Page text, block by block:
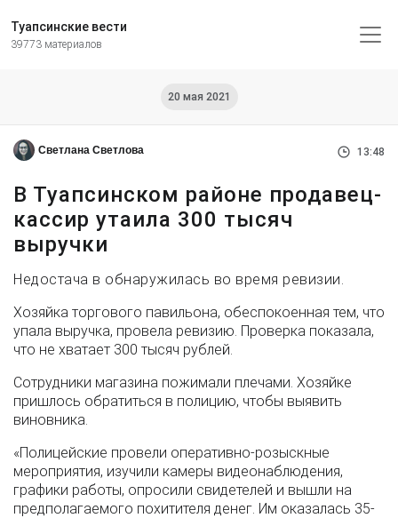
Туапсинские вести
39773 материалов
20 мая 2021
Светлана Светлова 13:48
В Туапсинском районе продавец-
кассир утаила 300 тысяч
выручки
Недостача в обнаружилась во время ревизии.
Хозяйка торгового павильона, обеспокоенная тем, что
упала выручка, провела ревизию. Проверка показала,
что не хватает 300 тысяч рублей.
Сотрудники магазина пожимали плечами. Хозяйке
пришлось обратиться в полицию, чтобы выявить
виновника.
«Полицейские провели оперативно-розыскные
мероприятия, изучили камеры видеонаблюдения,
графики работы, опросили свидетелей и вышли на
предполагаемого похитителя денег. Им оказалась 35-